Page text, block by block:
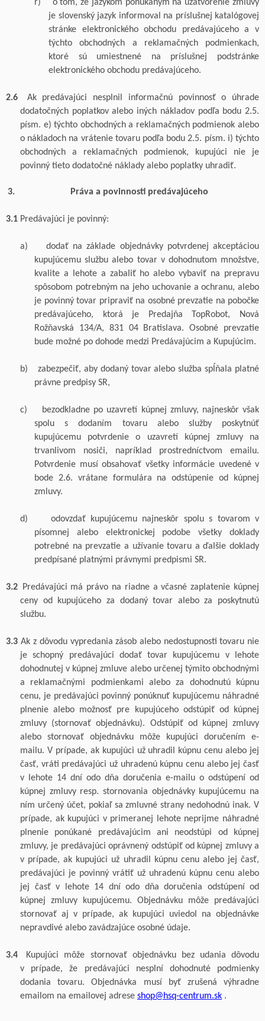
r)
o tom, že jazykom ponúkaným na uzatvorenie zmluvy
je slovenský jazyk informoval na príslušnej katalógovej
stránke elektronického obchodu predávajúceho a v
týchto obchodných a reklamačných podmienkach,
ktoré sú umiestnené na príslušnej podstránke
elektronického obchodu predávajúceho.
2.6
Ak predávajúci nesplnil informačnú povinnosť o úhrade
dodatočných poplatkov alebo iných nákladov podľa bodu 2.5.
písm. e) týchto obchodných a reklamačných podmienok alebo
o nákladoch na vrátenie tovaru podľa bodu 2.5. písm. i) týchto
obchodných a reklamačných podmienok, kupujúci nie je
povinný tieto dodatočné náklady alebo poplatky uhradiť.
Práva a povinnosti predávajúceho
3.1 Predávajúci je povinný:
a)
dodať na základe objednávky potvrdenej akceptáciou
kupujúcemu službu alebo tovar v dohodnutom množstve,
kvalite a lehote a zabaliť ho alebo vybaviť na prepravu
spôsobom potrebným na jeho uchovanie a ochranu, alebo
je povinný tovar pripraviť na osobné prevzatie na pobočke
predávajúceho, ktorá je
Predajňa TopRobot, Nová
Rožňavská 134/A, 831 04 Bratislava. Osobné prevzatie
bude možné po dohode medzi Predávajúcim a Kupujúcim.
b) zabezpečiť, aby dodaný tovaralebo služba spĺňala platné
právne predpisy SR,
c)
bezodkladne po uzavretí kúpnej zmluvy, najneskôr však
spolu s dodaním tovarualebo službyposkytnúť
kupujúcemu potvrdenie o uzavretí kúpnej zmluvy na
trvanlivom nosiči, napríklad prostredníctvom emailu.
Potvrdenie musí obsahovať všetky informácie uvedené v
bode 2.6. vrátane formulára na odstúpenie od kúpnej
zmluvy.
d)
odovzdať kupujúcemu najneskôr spolu s tovarom v
písomnej alebo elektronickej podobe všetky doklady
potrebné na prevzatie a užívanie tovaru a ďalšie doklady
predpísané platnými právnymi predpismi SR.
3.2
Predávajúci má právo na riadne a včasné zaplatenie kúpnej
ceny od kupujúceho za dodaný tovar alebo za poskytnutú
službu.
3.3 Ak z dôvodu vypredania zásob alebo nedostupnosti tovaru nie
je schopný predávajúci dodať tovar kupujúcemu v lehote
dohodnutej v kúpnej zmluve alebo určenej týmito obchodnými
a reklamačnými podmienkami alebo za dohodnutú kúpnu
cenu, je predávajúci povinný ponúknuť kupujúcemu náhradné
plnenie alebo možnosť pre kupujúceho odstúpiť od kúpnej
zmluvy (stornovať objednávku). Odstúpiť od kúpnej zmluvy
alebo stornovať objednávku môže kupujúci doručením e-
mailu. V prípade, ak kupujúci už uhradil kúpnu cenu alebo jej
časť, vráti predávajúci už uhradenú kúpnu cenu alebo jej časť
v lehote 14 dní odo dňa doručenia e-mailu o odstúpení od
kúpnej zmluvy resp. stornovania objednávky kupujúcemu na
ním určený účet, pokiaľ sa zmluvné strany nedohodnú inak. V
prípade, ak kupujúci v primeranej lehote neprijme náhradné
plnenie ponúkané predávajúcim ani neodstúpi od kúpnej
zmluvy, je predávajúci oprávnený odstúpiť od kúpnej zmluvy a
v prípade, ak kupujúci už uhradil kúpnu cenu alebo jej časť,
predávajúci je povinný vrátiť už uhradenú kúpnu cenu alebo
jej časť v lehote 14 dní odo dňa doručenia odstúpení od
kúpnej zmluvy kupujúcemu. Objednávku môže predávajúci
stornovať aj v prípade, ak kupujúci uviedol na objednávke
nepravdivé alebo zavádzajúce osobné údaje.
3.4
Kupujúci môže stornovať objednávku bez udania dôvodu
v
prípade, že predávajúci nesplní dohodnuté podmienky
dodania tovaru. Objednávka musí byť zrušená výhradne
emailom na emailovej adrese shop@hsq-centrum.sk .